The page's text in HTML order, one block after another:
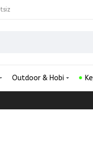
Outdoor & Hobi